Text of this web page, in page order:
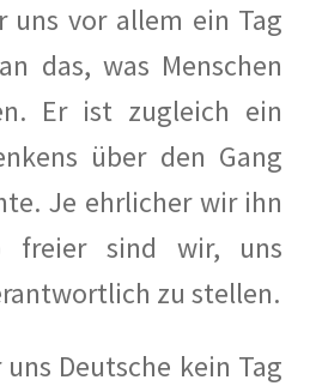
uns vor allem ein Tag
das, was Menschen
Er ist zugleich ein
über den Gang
Je ehrlicher wir ihn
freier sind wir, uns
zu stellen.
Deutsche kein Tag